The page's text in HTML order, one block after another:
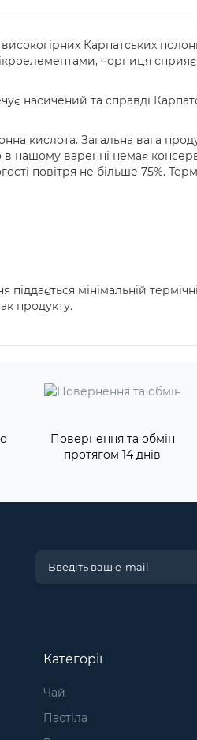
Карпатських
чорниця
насичений та справді
кислота. Загальна вага
варенні немає
повітря не більше 75%.
мінімальній
продукту.
Повернення та обмін
протягом 14 днів
Категорії
Чай
Пастіла